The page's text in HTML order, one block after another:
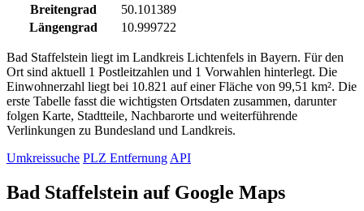
Breitengrad
50.101389
Längengrad
10.999722
Bad Staffelstein liegt im Landkreis Lichtenfels in Bayern. Für den
Ort sind aktuell 1 Postleitzahlen und 1 Vorwahlen hinterlegt. Die
Einwohnerzahl liegt bei 10.821 auf einer Fläche von 99,51 km². Die
erste Tabelle fasst die wichtigsten Ortsdaten zusammen, darunter
folgen Karte, Stadtteile, Nachbarorte und weiterführende
Verlinkungen zu Bundesland und Landkreis.
Umkreissuche PLZ EntfernungAPI
Bad Staffelstein auf Google Maps